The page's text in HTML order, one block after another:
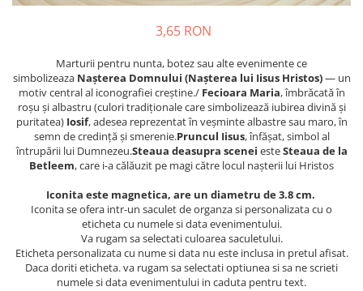
3,65 RON
Marturii pentru nunta, botez sau alte evenimente ce
simbolizeaza Nașterea Domnului (Nașterea lui Iisus Hristos)— un
motiv central al iconografiei creștine./ Fecioara Maria, îmbrăcată în
roșu și albastru (culori tradiționale care simbolizează iubirea divină și
puritatea) Iosif, adesea reprezentat în veșminte albastre sau maro, în
semn de credință și smerenie.Pruncul Iisus, înfășat, simbol al
întrupării lui Dumnezeu.Steaua deasupra scenei esteSteaua de la
Betleem, care i-a călăuzit pe magi către locul nașterii lui Hristos
Iconita este magnetica, are un diametru de 3.8 cm.
Iconita se ofera intr-un saculet de organza si personalizata cu o
eticheta cu numele si data evenimentului.
Va rugam sa selectati culoarea saculetului.
Eticheta personalizata cu nume si data nu este inclusa in pretul afisat.
Daca doriti eticheta. va rugam sa selectati optiunea si sa ne scrieti
numele si data evenimentului in caduta pentru text.